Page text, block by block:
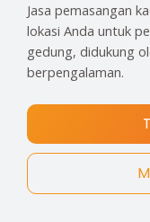
Jasa pemasangan
lokasi Anda untuk
gedung, didukung
berpengalaman.